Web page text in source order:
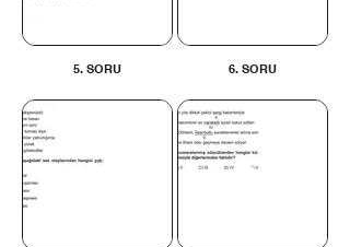
5. SORU 6. SORU